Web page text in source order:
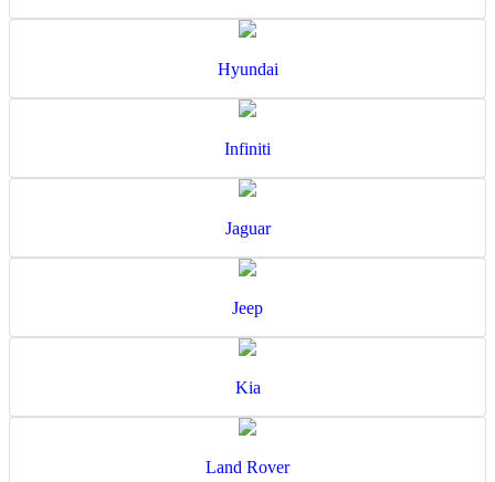
Hyundai
Infiniti
Jaguar
Jeep
Kia
Land Rover